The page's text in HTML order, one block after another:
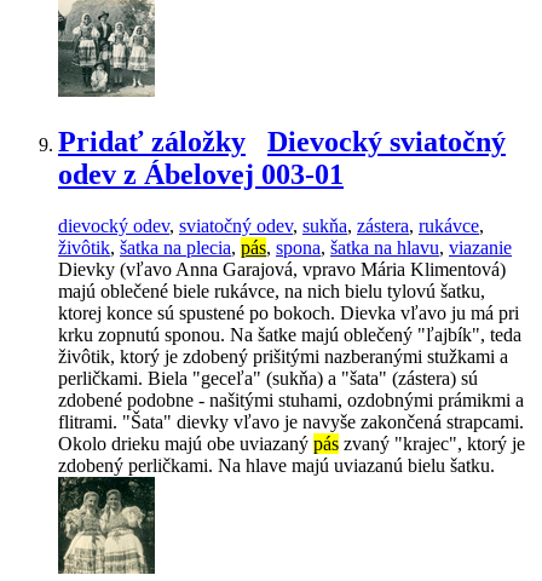
Pridať záložky
Dievocký sviatočný
odev z Ábelovej 003-01
dievocký odev, sviatočný odev, sukňa, zástera, rukávce,
živôtik, šatka na plecia, pás, spona, šatka na hlavu, viazanie
Dievky (vľavo Anna Garajová, vpravo Mária Klimentová)
majú oblečené biele rukávce, na nich bielu tylovú šatku,
ktorej konce sú spustené po bokoch. Dievka vľavo ju má pri
krku zopnutú sponou. Na šatke majú oblečený "ľajbík", teda
živôtik, ktorý je zdobený prišitými nazberanými stužkami a
perličkami. Biela "geceľa" (sukňa) a "šata" (zástera) sú
zdobené podobne - našitými stuhami, ozdobnými prámikmi a
flitrami. "Šata" dievky vľavo je navyše zakončená strapcami.
Okolo drieku majú obe uviazaný pás zvaný "krajec", ktorý je
zdobený perličkami. Na hlave majú uviazanú bielu šatku.